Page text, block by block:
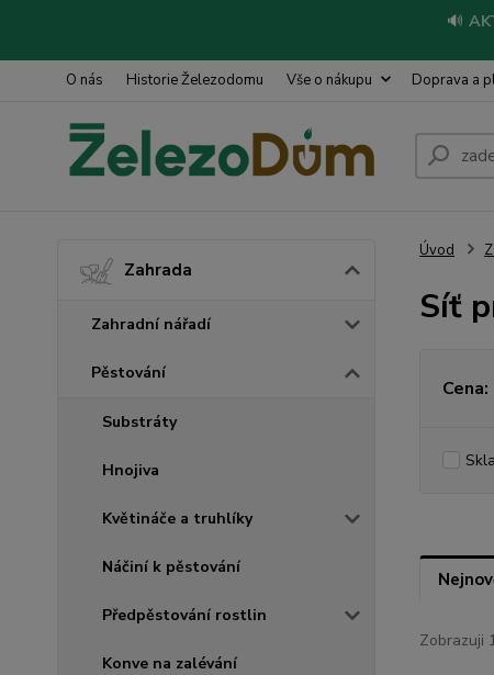
🔊
O nás Historie Železodomu Vše o nákupu Doprava a
Zahrada
Zahradní nářadí
Pěstování
Substráty
Hnojiva
Květináče a truhlíky
Náčiní k pěstování
Předpěstování rostlin
Konve na zalévání
Úvod
Síť
Cena:
Zobrazuji